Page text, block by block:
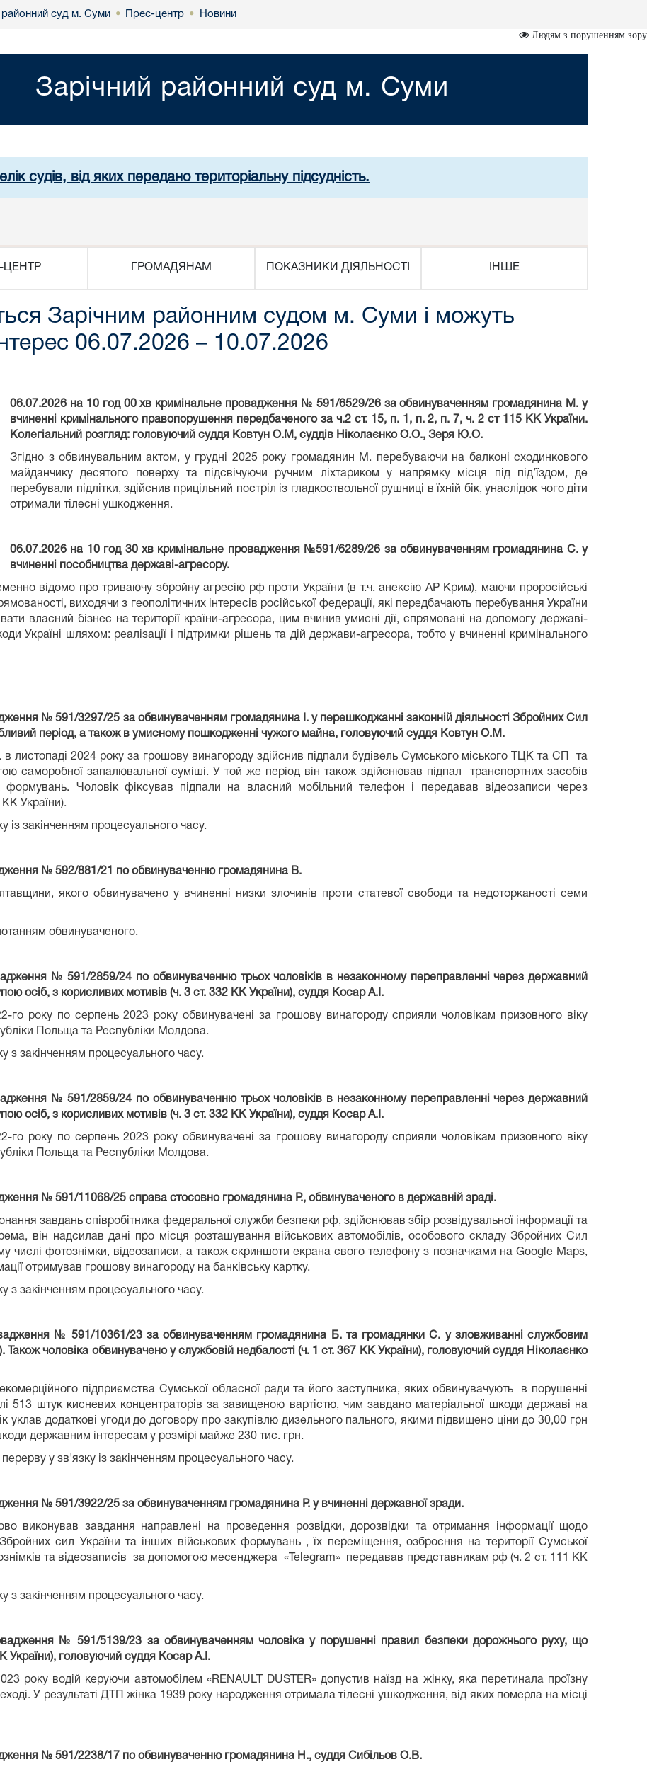
районний суд м. Суми • Прес-центр • Новини
Людям з порушенням зору
Зарічний районний суд м. Суми
судів, від яких передано територіальну підсудність.
ЦЕНТР ГРОМАДЯНАМ ПОКАЗНИКИ ДІЯЛЬНОСТІ ІНШЕ
Зарічним районним судом м. Суми і можуть
06.07.2026 – 10.07.2026
06.07.2026 на 10 год 00 хв кримінальне провадження № 591/6529/26 за обвинуваченням громадянина М. у
вчиненні кримінального правопорушення передбаченого за ч.2 ст. 15, п. 1, п. 2, п. 7, ч. 2 ст 115 КК України.
Колегіальний розгляд: головуючий суддя Ковтун О.М, суддів Ніколаєнко О.О., Зеря Ю.О.
Згідно з обвинувальним актом, у грудні 2025 року громадянин М. перебуваючи на балконі сходинкового
майданчику десятого поверху та підсвічуючи ручним ліхтариком у напрямку місця під під’їздом, де
перебували підлітки, здійснив прицільний постріл із гладкоствольної рушниці в їхній бік, унаслідок чого діти
отримали тілесні ушкодження.
06.07.2026 на 10 год 30 хв кримінальне провадження №591/6289/26 за обвинуваченням громадянина С. у
вчиненні пособництва державі-агресору.
відомо про триваючу збройну агресію рф проти України (в т.ч. анексію АР Крим), маючи проросійські
виходячи з геополітичних інтересів російської федерації, які передбачають перебування України
власний бізнес на території країни-агресора, цим вчинив умисні дії, спрямовані на допомогу державі-
Україні шляхом: реалізації і підтримки рішень та дій держави-агресора, тобто у вчиненні кримінального
№ 591/3297/25 за обвинуваченням громадянина І. у перешкоджанні законній діяльності Збройних Сил
період, а також в умисному пошкодженні чужого майна, головуючий суддя Ковтун О.М.
листопаді 2024 року за грошову винагороду здійснив підпали будівель Сумського міського ТЦК та СП та
саморобної запалювальної суміші. У той же період він також здійснював підпал транспортних засобів
Чоловік фіксував підпали на власний мобільний телефон і передавав відеозаписи через
України).
із закінченням процесуального часу.
№ 592/881/21 по обвинуваченню громадянина В.
якого обвинувачено у вчиненні низки злочинів проти статевої свободи та недоторканості семи
обвинуваченого.
№ 591/2859/24 по обвинуваченню трьох чоловіків в незаконному переправленні через державний
осіб, з корисливих мотивів (ч. 3 ст. 332 КК України), суддя Косар А.І.
го року по серпень 2023 року обвинувачені за грошову винагороду сприяли чоловікам призовного віку
Польща та Республіки Молдова.
з закінченням процесуального часу.
№ 591/2859/24 по обвинуваченню трьох чоловіків в незаконному переправленні через державний
осіб, з корисливих мотивів (ч. 3 ст. 332 КК України), суддя Косар А.І.
го року по серпень 2023 року обвинувачені за грошову винагороду сприяли чоловікам призовного віку
Польща та Республіки Молдова.
№ 591/11068/25 справа стосовно громадянина Р., обвинуваченого в державній зраді.
завдань співробітника федеральної служби безпеки рф, здійснював збір розвідувальної інформації та
він надсилав дані про місця розташування військових автомобілів, особового складу Збройних Сил
числі фотознімки, відеозаписи, а також скриншоти екрана свого телефону з позначками на Google Maps,
отримував грошову винагороду на банківську картку.
з закінченням процесуального часу.
№ 591/10361/23 за обвинуваченням громадянина Б. та громадянки С. у зловживанні службовим
Також чоловіка обвинувачено у службовій недбалості (ч. 1 ст. 367 КК України), головуючий суддя Ніколаєнко
підприємства Сумської обласної ради та його заступника, яких обвинувачують в порушенні
513 штук кисневих концентраторів за завищеною вартістю, чим завдано матеріальної шкоди державі на
уклав додаткові угоди до договору про закупівлю дизельного пального, якими підвищено ціни до 30,00 грн
державним інтересам у розмірі майже 230 тис. грн.
у зв'язку із закінченням процесуального часу.
№ 591/3922/25 за обвинуваченням громадянина Р. у вчиненні державної зради.
виконував завдання направлені на проведення розвідки, дорозвідки та отримання інформації щодо
сил України та інших військових формувань , їх переміщення, озброєння на території Сумської
та відеозаписів за допомогою месенджера «Telegram» передавав представникам рф (ч. 2 ст. 111 КК
з закінченням процесуального часу.
№ 591/5139/23 за обвинуваченням чоловіка у порушенні правил безпеки дорожнього руху, що
України), головуючий суддя Косар А.І.
року водій керуючи автомобілем «RENAULT DUSTER» допустив наїзд на жінку, яка перетинала проїзну
У результаті ДТП жінка 1939 року народження отримала тілесні ушкодження, від яких померла на місці
№ 591/2238/17 по обвинуваченню громадянина Н., суддя Сибільов О.В.